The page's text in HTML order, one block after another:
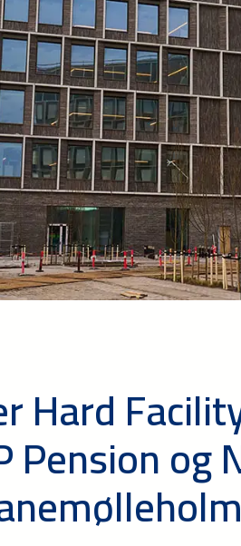
Hard
Pension og